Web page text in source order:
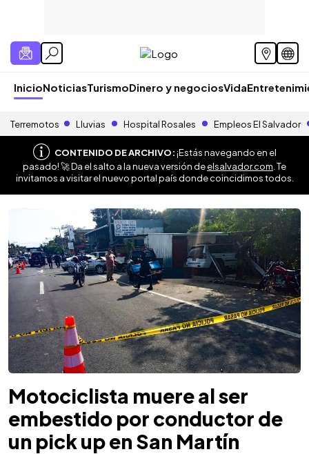
InicioNoticiasTurismoDinero y negociosVida
Terremotos Lluvias Hospital Rosales Empleos El Salvador
CONTENIDO DE ARCHIVO:¡Estás navegando en el
pasado! 🚀 Da el salto a la nueva versión deelsalvador.com . Te
invitamos a visitar el nuevo portal país donde coincidimos todos.
Motociclista muere al ser
embestido por conductor de
un pick up en San Martín